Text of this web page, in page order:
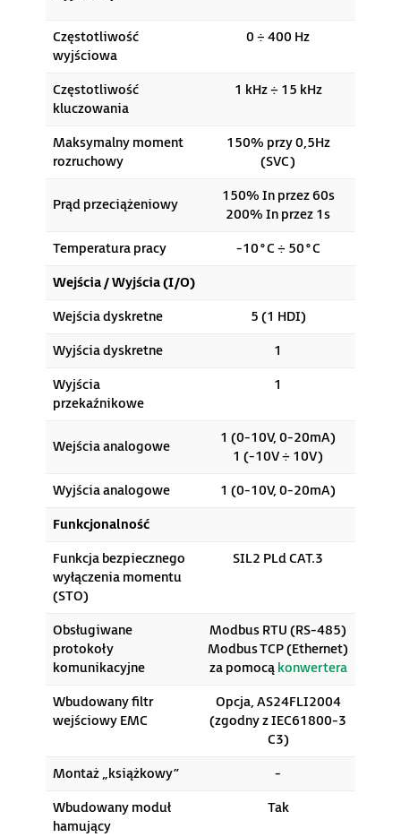
Częstotliwość
wyjściowa
0 ÷ 400 Hz
Częstotliwość
kluczowania
1 kHz ÷ 15 kHz
Maksymalny moment
rozruchowy
150% przy 0,5Hz
(SVC)
Prąd przeciążeniowy
150% In przez 60s
200% In przez 1s
Temperatura pracy
-10°C ÷ 50°C
Wejścia / Wyjścia (I/O)
Wejścia dyskretne
5 (1 HDI)
Wyjścia dyskretne
1
Wyjścia
przekaźnikowe
1
Wejścia analogowe
1 (0-10V, 0-20mA)
1 (-10V ÷ 10V)
Wyjścia analogowe
1 (0-10V, 0-20mA)
Funkcjonalność
Funkcja bezpiecznego
wyłączenia momentu
(STO)
SIL2 PLd CAT.3
Obsługiwane
protokoły
komunikacyjne
Modbus RTU (RS-485)
Modbus TCP (Ethernet)
za pomocą konwertera
Wbudowany filtr
wejściowy EMC
Opcja, AS24FLI2004
(zgodny z IEC61800-3
C3)
Montaż „książkowy”
-
Wbudowany moduł
hamujący
Tak